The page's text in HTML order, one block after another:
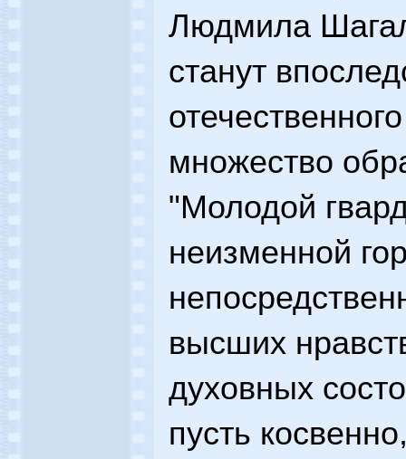
Людмила
станут
множество
"Молодой
неизменной
высших
духовных
пусть